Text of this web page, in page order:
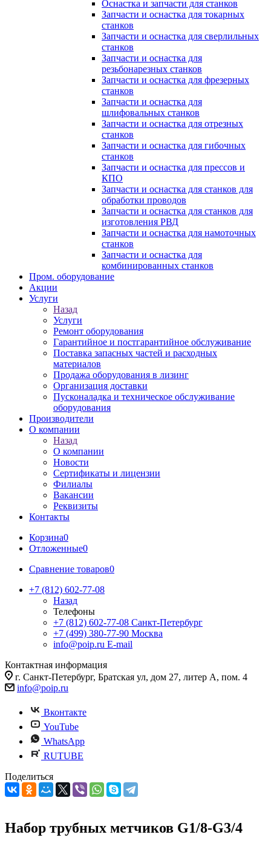
Оснастка и запчасти для станков
Запчасти и оснастка для токарных
станков
Запчасти и оснастка для сверлильных
станков
Запчасти и оснастка для
резьбонарезных станков
Запчасти и оснастка для фрезерных
станков
Запчасти и оснастка для
шлифовальных станков
Запчасти и оснастка для отрезных
станков
Запчасти и оснастка для гибочных
станков
Запчасти и оснастка для прессов и
КПО
Запчасти и оснастка для станков для
обработки проводов
Запчасти и оснастка для станков для
изготовления РВД
Запчасти и оснастка для намоточных
станков
Запчасти и оснастка для
комбинированных станков
Пром. оборудование
Акции
Услуги
Назад
Услуги
Ремонт оборудования
Гарантийное и постгарантийное обслуживание
Поставка запасных частей и расходных
материалов
Продажа оборудования в лизинг
Организация доставки
Пусконаладка и техническое обслуживание
оборудования
Производители
О компании
Назад
О компании
Новости
Сертификаты и лицензии
Филиалы
Вакансии
Реквизиты
Контакты
Корзина0
Отложенные0
Сравнение товаров0
+7 (812) 602-77-08
Назад
Телефоны
+7 (812) 602-77-08 Санкт-Петербург
+7 (499) 380-77-90 Москва
info@poip.ru E-mail
Контактная информация
г. Санкт-Петербург, Братская ул, дом 27, литер А, пом. 4
info@poip.ru
Вконтакте
YouTube
WhatsApp
RUTUBE
Поделиться
Набор трубных метчиков G1/8-G3/4